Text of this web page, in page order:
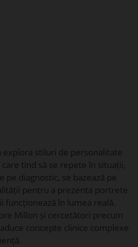
explora stiluri de personalitate
tind să se repete în situații,
pe diagnostic, se bazează pe
pentru a prezenta portrete
funcționează în lumea reală.
Millon și cercetători precum
concepte clinice complexe